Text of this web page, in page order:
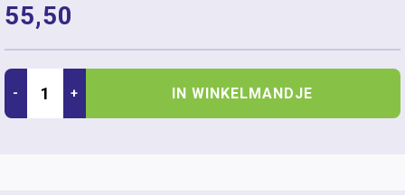
55,50
- + IN WINKELMANDJE